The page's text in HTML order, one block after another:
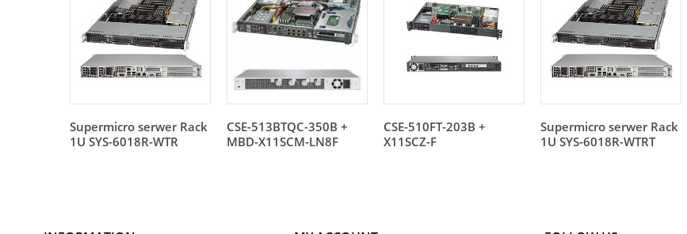
Supermicro serwer Rack
1U SYS-6018R-WTR
CSE-513BTQC-350B +
MBD-X11SCM-LN8F
CSE-510FT-203B +
X11SCZ-F
Supermicro serwer Rack
1U SYS-6018R-WTRT